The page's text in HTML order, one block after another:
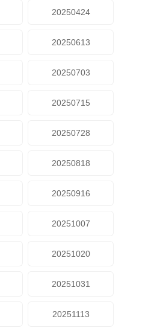
20250424
20250613
20250703
20250715
20250728
20250818
20250916
20251007
20251020
20251031
20251113